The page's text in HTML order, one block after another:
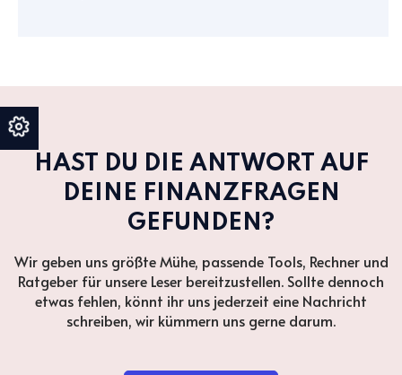
HAST DU DIE ANTWORT AUF
DEINE FINANZFRAGEN
GEFUNDEN?
Wir geben uns größte Mühe, passende Tools, Rechner und
Ratgeber für unsere Leser bereitzustellen. Sollte dennoch
etwas fehlen, könnt ihr uns jederzeit eine Nachricht
schreiben, wir kümmern uns gerne darum.